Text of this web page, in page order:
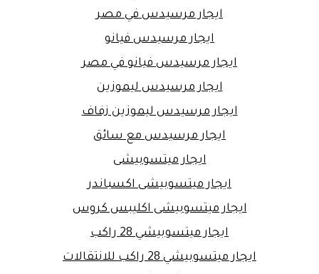
ايجار مرسيدس في مصر
ايجار مرسيدس فيانو
ايجار مرسيدس فيانو في مصر
ايجار مرسيدس ليموزين
ايجار مرسيدس ليموزين زفاف
ايجار مرسيدس مع سائق
ايجار ميتسوبيشى
ايجار ميتسوبيشى اكسباندر
ايجار ميتسوبيشى اكليبس كروس
ايجار ميتسوبيشي 28 راكب
ايجار ميتسوبيشي 28 راكب للانتقالات